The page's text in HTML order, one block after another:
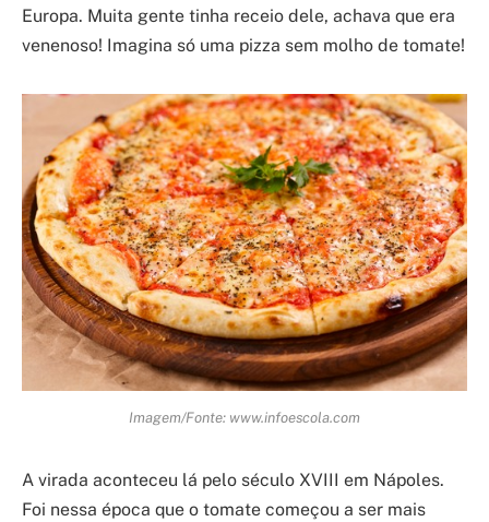
Europa. Muita gente tinha receio dele, achava que era
venenoso! Imagina só uma pizza sem molho de tomate!
Imagem/Fonte: www.infoescola.com
A virada aconteceu lá pelo século XVIII em Nápoles.
Foi nessa época que o tomate começou a ser mais